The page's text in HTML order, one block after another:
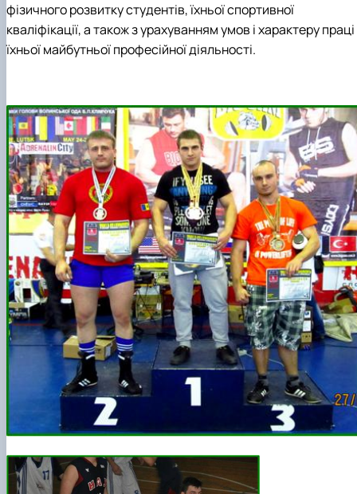
фізичного розвитку студентів, їхньої спортивної
кваліфікації, а також з урахуванням умов і характеру праці
їхньої майбутньої професійної діяльності.